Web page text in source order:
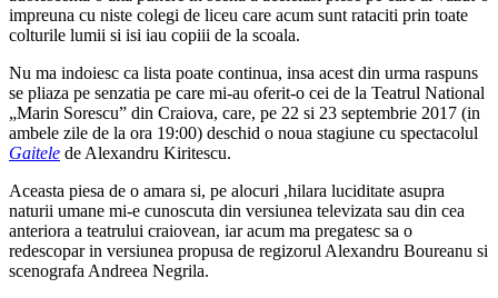
impreuna cu niste colegi de liceu care acum sunt rataciti prin toate
colturile lumii si isi iau copiii de la scoala.
Nu ma indoiesc ca lista poate continua, insa acest din urma raspuns
se pliaza pe senzatia pe care mi-au oferit-o cei de la Teatrul National
„Marin Sorescu” din Craiova, care, pe 22 si 23 septembrie 2017 (in
ambele zile de la ora 19:00) deschid o noua stagiune cu spectacolul
Gaitele de Alexandru Kiritescu.
Aceasta piesa de o amara si, pe alocuri ,hilara luciditate asupra
naturii umane mi-e cunoscuta din versiunea televizata sau din cea
anteriora a teatrului craiovean, iar acum ma pregatesc sa o
redescopar in versiunea propusa de regizorul Alexandru Boureanu si
scenografa Andreea Negrila.